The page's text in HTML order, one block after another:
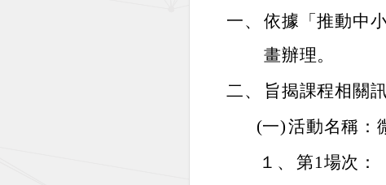
一、 依據「推動中
畫辦理。
二、
旨揭課程相關
(一)活動名稱：
１、 第1場次：